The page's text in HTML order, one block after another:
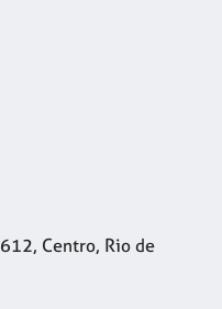
Centro, Rio de